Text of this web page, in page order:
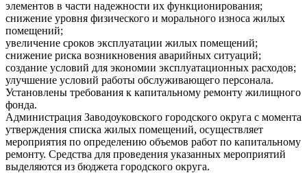
элементов в части надежности их функционирования;
снижение уровня физического и морального износа жилых
помещений;
увеличение сроков эксплуатации жилых помещений;
снижение риска возникновения аварийных ситуаций;
создание условий для экономии эксплуатационных расходов;
улучшение условий работы обслуживающего персонала.
Установлены требования к капитальному ремонту жилищного
фонда.
Администрация Заводоуковского городского округа с момента
утверждения списка жилых помещений, осуществляет
мероприятия по определению объемов работ по капитальному
ремонту. Средства для проведения указанных мероприятий
выделяются из бюджета городского округа.